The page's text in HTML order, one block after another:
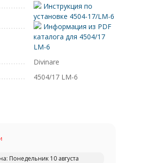
Инструкция по
установке 4504-17/LM-6
Информация из PDF
каталога для 4504/17
LM-6
Divinare
4504/17 LM-6
Понедельник 10 августа